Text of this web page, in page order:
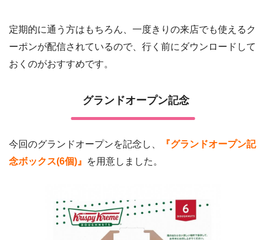
定期的に通う方はもちろん、一度きりの来店でも使えるク
ーポンが配信されているので、行く前にダウンロードして
おくのがおすすめです。
グランドオープン記念
今回のグランドオープンを記念し、
『グランドオープン記
念ボックス(6個)』
を用意しました。